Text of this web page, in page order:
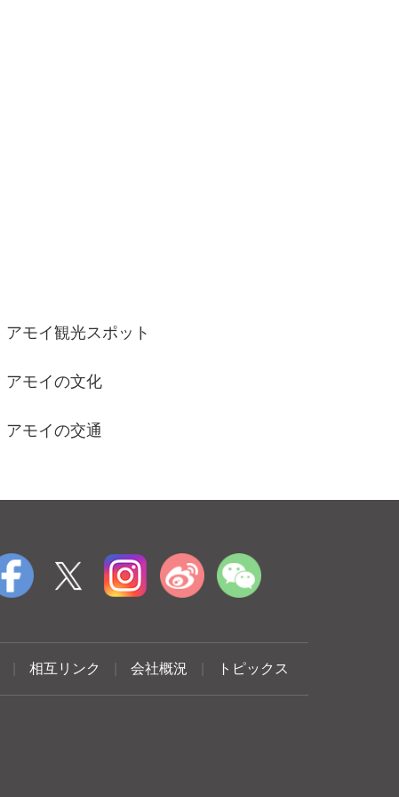
アモイ観光スポット
アモイの文化
アモイの交通
相互リンク 会社概況 トピックス